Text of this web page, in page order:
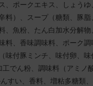
、ポークエキス、しょうゆ
料）、スープ（糖類、豚脂
、魚粉、たん白加水分解
料、香味調味料、ポーク調
味付豚ミンチ、味付卵、味
工でん粉、調味料（アミノ
すい、香料、増粘多糖類